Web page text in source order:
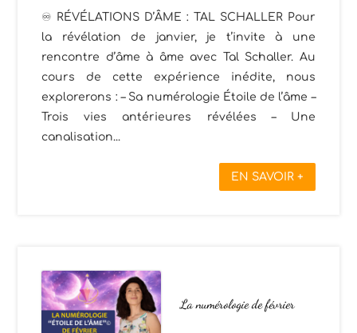
♾️ RÉVÉLATIONS D’ÂME : TAL SCHALLER Pour
la révélation de janvier, je t’invite à une
rencontre d’âme à âme avec Tal Schaller. Au
cours de cette expérience inédite, nous
explorerons : – Sa numérologie Étoile de l’âme –
Trois vies antérieures révélées – Une
canalisation...
EN SAVOIR +
La numérologie de février